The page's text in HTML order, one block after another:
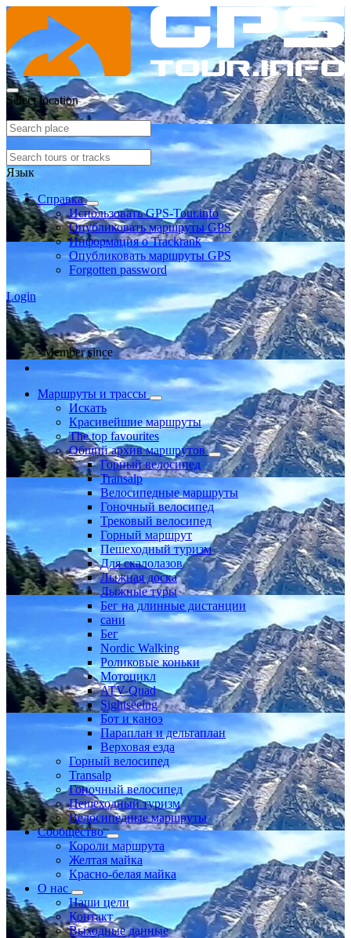
Select location
Язык
Справка
Использовать GPS-Tour.info
Опубликовать маршруты GPS
Информация о Trackrank
Опубликовать маршруты GPS
Forgotten password
Login
Member since
Маршруты и трассы
Искать
Красивейшие маршруты
The top favourites
Общий архив маршрутов
Горный велосипед
Transalp
Велосипедные маршруты
Гоночный велосипед
Трековый велосипед
Горный маршрут
Пешеходный туризм
Для скалолазов
Лыжная доска
Лыжные туры
Бег на длинные дистанции
сани
Бег
Nordic Walking
Роликовые коньки
Мотоцикл
ATV-Quad
Sightseeing
Бот и каноэ
Параплан и дельтаплан
Верховая езда
Горный велосипед
Transalp
Гоночный велосипед
Пешеходный туризм
Велосипедные маршруты
Сообщество
Короли маршрута
Желтая майка
Красно-белая майка
О нас
Наши цели
Контакт
Выходные данные